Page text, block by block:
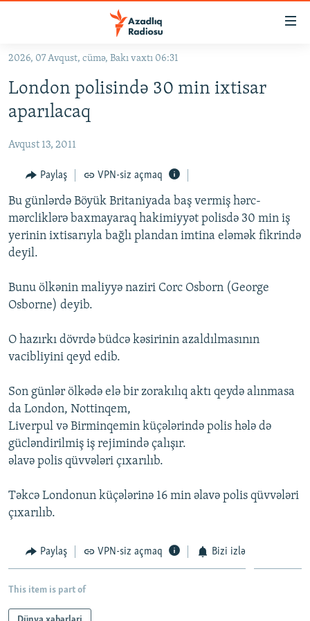
Əsas
qayıt
Əsas
naviqasiyaya
qayıt
KORRUPSIOMETR
#ƏSLINDƏ
FƏRQƏ BAX
QANUNI DOĞRU
ARAŞDIRMA
MULTIMEDIA
FOTOQALEREYA
KARIKATURA
OXU ZALI
İSLAM VƏ DEMOKRATIYA
HAQQIMIZDA
PEŞƏ ETIKASI VƏ JURNALISTIKA STANDARTLARIMIZ
AZADLIQRADIOSU MOBIL TELEFONUNUZDA
BIZIMLƏ ƏLAQƏ
XƏBƏR BÜLLETENLƏRIMIZ
BIZI IZLƏ
RFE/RL-in bütün saytları
2026, 07 Avqust, cümə, Bakı vaxtı 06:31
London polisində 30 min ixtisar
aparılacaq
Avqust 13, 2011
Paylaş VPN-siz açmaq
Bu günlərdə Böyük Britaniyada baş vermiş hərc-
mərcliklərə baxmayaraq hakimiyyət polisdə 30 min iş
yerinin ixtisarıyla bağlı plandan imtina eləmək fikrində
deyil.
Bunu ölkənin maliyyə naziri Corc Osborn (George
Osborne) deyib.
O hazırkı dövrdə büdcə kəsirinin azaldılmasının
vacibliyini qeyd edib.
Son günlər ölkədə elə bir zorakılıq aktı qeydə alınmasa
da London, Nottinqem,
Liverpul və Birminqemin küçələrində polis hələ də
gücləndirilmiş iş rejimində çalışır.
əlavə polis qüvvələri çıxarılıb.
Təkcə Londonun küçələrinə 16 min əlavə polis qüvvələri
çıxarılıb.
Paylaş VPN-siz açmaq Bizi izlə
This item is part of